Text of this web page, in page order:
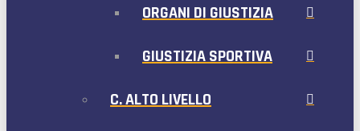
ORGANI DI GIUSTIZIA
GIUSTIZIA SPORTIVA
C. ALTO LIVELLO